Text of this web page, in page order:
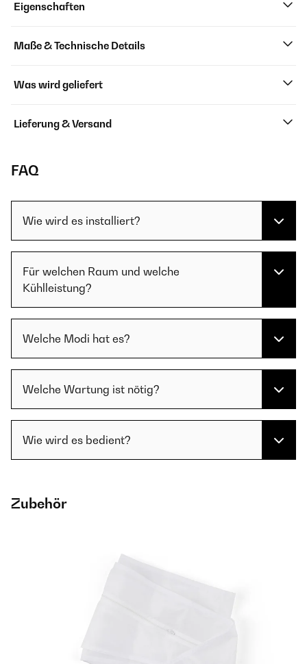
Eigenschaften
Maße & Technische Details
Was wird geliefert
Lieferung & Versand
FAQ
Wie wird es installiert?
Für welchen Raum und welche
Kühlleistung?
Welche Modi hat es?
Welche Wartung ist nötig?
Wie wird es bedient?
Zubehör